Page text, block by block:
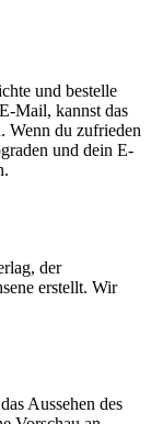
und bestelle
Mail, kannst das
Wenn du zufrieden
und dein E-
der
erstellt. Wir
Aussehen des